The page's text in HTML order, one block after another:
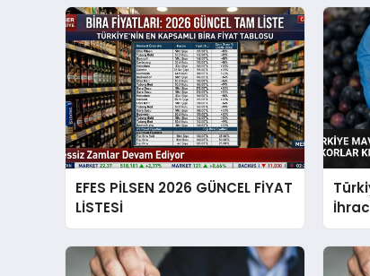
EFES PİLSEN 2026 GÜNCEL FİYAT
LİSTESİ